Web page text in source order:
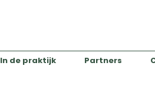
In de praktijk Partners